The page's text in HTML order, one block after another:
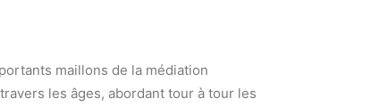
maillons de la médiation
les âges, abordant tour à tour les